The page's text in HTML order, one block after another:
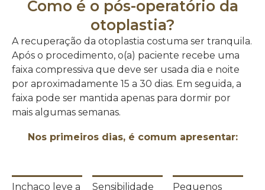
Como é o pós-operatório da
otoplastia?
A recuperação da otoplastia costuma ser tranquila.
Após o procedimento, o(a) paciente recebe uma
faixa compressiva que deve ser usada dia e noite
por aproximadamente 15 a 30 dias. Em seguida, a
faixa pode ser mantida apenas para dormir por
mais algumas semanas.
Nos primeiros dias, é comum apresentar:
Inchaço leve a
Sensibilidade
Pequenos